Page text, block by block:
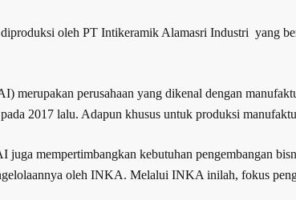
oleh PT Intikeramik Alamasri Industri yang
perusahaan yang dikenal dengan
2017 lalu. Adapun khusus untuk produksi
mempertimbangkan kebutuhan pengembangan
oleh INKA. Melalui INKA inilah, fokus